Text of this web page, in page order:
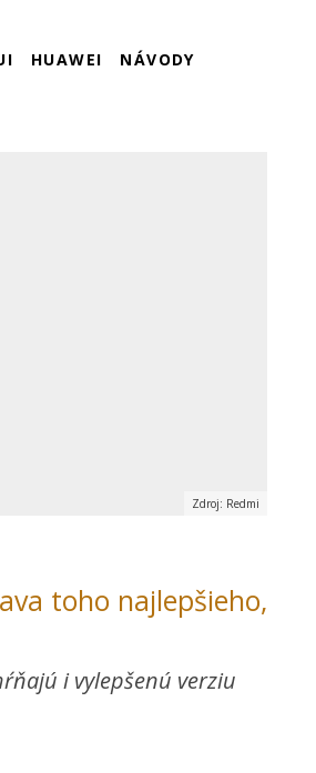
HUAWEI NÁVODY
Zdroj: Redmi
toho najlepšieho,
i vylepšenú verziu